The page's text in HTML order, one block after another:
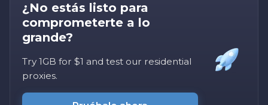
¿No estás listo para
comprometerte a lo
grande?
Try 1GB for $1 and test our residential
proxies.